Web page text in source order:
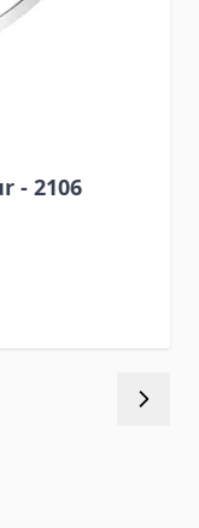
- 2106